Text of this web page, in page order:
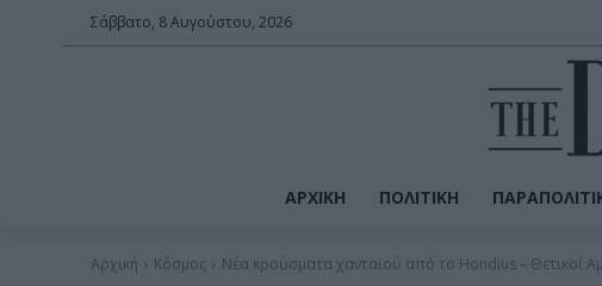
Σάββατο, 8 Αυγούστου, 2026
ΑΡΧΙΚΉ ΠΟΛΙΤΙΚΉ
Αρχική Κόσμος Νέα κρούσματα χανταϊού από το Hondius – Θετικοί